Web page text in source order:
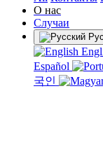
О нас
Случаи
Español
국인